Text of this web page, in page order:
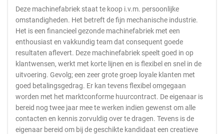
Deze machinefabriek staat te koop i.v.m. persoonlijke
omstandigheden. Het betreft de fijn mechanische industrie.
Het is een financieel gezonde machinefabriek met een
enthousiast en vakkundig team dat consequent goede
resultaten aflevert. Deze machinefabriek speelt goed in op
klantwensen, werkt met korte lijnen en is flexibel en snel in de
uitvoering. Gevolg; een zeer grote groep loyale klanten met
goed betalingsgedrag. Er kan tevens flexibel omgegaan
worden met het marktconforme huurcontract. De eigenaar is
bereid nog twee jaar mee te werken indien gewenst om alle
contacten en kennis zorvuldig over te dragen. Tevens is de
eigenaar bereid om bij de geschikte kandidaat een creatieve